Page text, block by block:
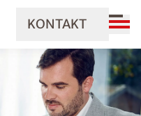
KONTAKT